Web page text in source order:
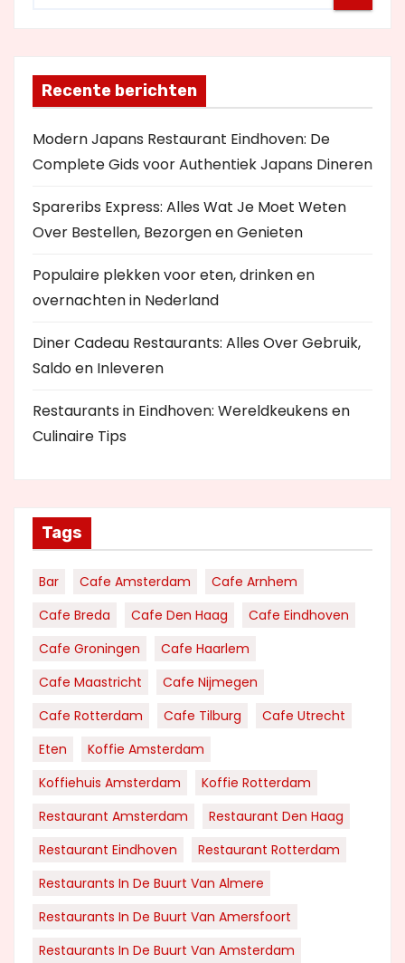
Recente berichten
Modern Japans Restaurant Eindhoven: De
Complete Gids voor Authentiek Japans Dineren
Spareribs Express: Alles Wat Je Moet Weten
Over Bestellen, Bezorgen en Genieten
Populaire plekken voor eten, drinken en
overnachten in Nederland
Diner Cadeau Restaurants: Alles Over Gebruik,
Saldo en Inleveren
Restaurants in Eindhoven: Wereldkeukens en
Culinaire Tips
Tags
Bar Cafe Amsterdam
Cafe Arnhem
Cafe Breda
Cafe Den Haag
Cafe Eindhoven
Cafe Groningen
Cafe Haarlem
Cafe Maastricht
Cafe Nijmegen
Cafe Rotterdam
Cafe Tilburg
Cafe Utrecht
Eten
Koffie Amsterdam
Koffiehuis Amsterdam
Koffie Rotterdam
Restaurant Amsterdam
Restaurant Den Haag
Restaurant Eindhoven
Restaurant Rotterdam
Restaurants In De Buurt Van Almere
Restaurants In De Buurt Van Amersfoort
Restaurants In De Buurt Van Amsterdam